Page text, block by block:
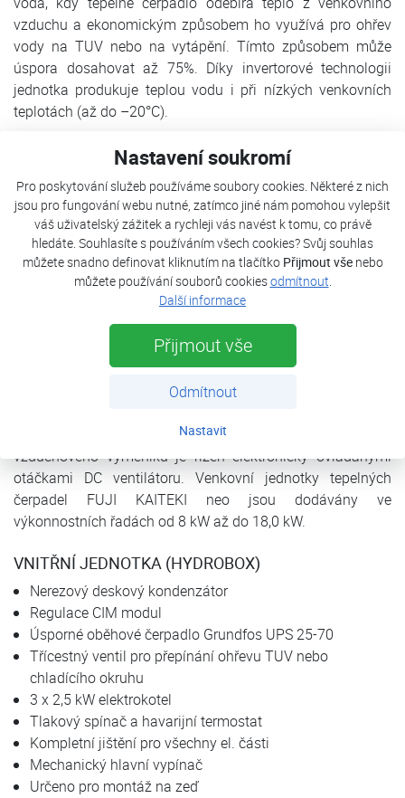
Nastavení soukromí
Pro poskytování služeb používáme soubory cookies. Některé z nich
jsou pro fungování webu nutné, zatímco jiné nám pomohou vylepšit
váš uživatelský zážitek a rychleji vás navést k tomu, co právě
hledáte. Souhlasíte s používáním všech cookies? Svůj souhlas
můžete snadno definovat kliknutím na tlačítko Přijmout všenebo
můžete používání souborů cookiesodmítnout.
Další informace
Přijmout vše
Odmítnout
Nastavit
vzduchu a ekonomickým způsobem ho využívá pro ohřev
vody na TUV nebo na vytápění. Tímto způsobem může
úspora dosahovat až 75%. Díky invertorové technologii
jednotka produkuje teplou vodu i při nízkých venkovních
teplotách (až do –20°C).
Tepelné čerpadlo FUJI KAITEKI neo se skládá ze dvou dílů:
venkovní jednotky, která obsahuje kompresor
s invertorovou technologií a z vnitřní jednotky, která v sobě
zahrnuje výměník , elektrokotel, oběhové čerpadlo a
automatiku. Tyto dvě části jsou mezi sebou propojeny
měděným potrubím s chladivem R410A a elektrickým
VENKOVNÍ JEDNOTKA
Venkovní jednotka tepelného čerpadla
využívá nejmodernější invertorové technologie a
inteligentního procesorového řízení. Základním prvkem
kompresor s DC invertorovou technologií. Výkon
vzduchového výměníku je řízen elektronicky ovládanými
otáčkami DC ventilátoru. Venkovní jednotky tepelných
čerpadel FUJI KAITEKI neo jsou dodávány ve
výkonnostních řadách od 8 kW až do 18,0 kW.
VNITŘNÍ JEDNOTKA (HYDROBOX)
Nerezový deskový kondenzátor
Regulace CIM modul
Úsporné oběhové čerpadlo Grundfos UPS 25-70
Třícestný ventil pro přepínání ohřevu TUV nebo
chladícího okruhu
3 x 2,5 kW elektrokotel
Tlakový spínač a havarijní termostat
Kompletní jištění pro všechny el. části
Mechanický hlavní vypínač
Určeno pro montáž na zeď